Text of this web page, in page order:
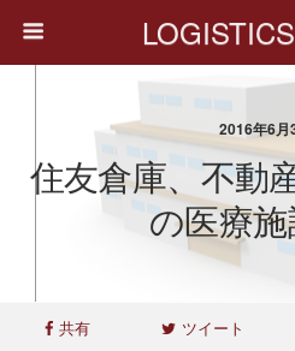
2016年6月
住友倉庫、不動
の医療
共有 ツイート